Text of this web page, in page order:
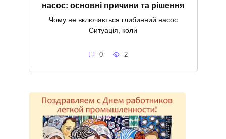
насос: основні причини та рішення
Чому не включається глибинний насос
Ситуація, коли
0 2